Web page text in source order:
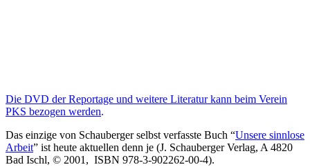
Die DVD der Reportage und weitere Literatur kann beim Verein
PKS bezogen werden.
Das einzige von Schauberger selbst verfasste Buch “Unsere sinnlose
Arbeit” ist heute aktuellen denn je (J. Schauberger Verlag, A 4820
Bad Ischl, © 2001, ISBN 978-3-902262-00-4).